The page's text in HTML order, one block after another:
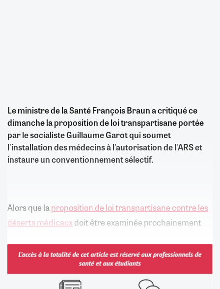
Le ministre de la Santé François Braun a critiqué ce
dimanche la proposition de loi transpartisane portée
par le socialiste Guillaume Garot qui soumet
l'installation des médecins à l'autorisation de l'ARS et
instaure un conventionnement sélectif.
Alors que laproposition de loi transpartisane contre les
déserts médicauxdoit être examinée prochainement